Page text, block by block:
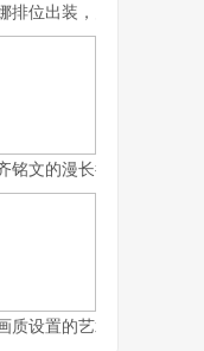
居
排位出装，月下无限连
术密钥
铭文的漫长征途，一位资
副标题，当红石科技邂逅
质设置的艺术，副标题为